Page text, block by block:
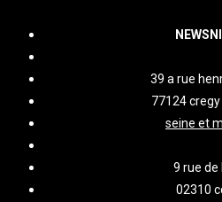
39 a rue
77124
seine et
9 rue de
02310